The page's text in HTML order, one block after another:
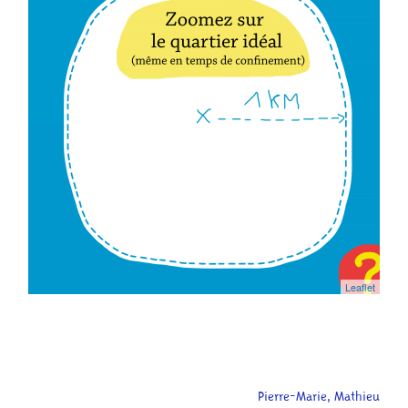
Leaflet
Pierre-Marie, Mathieu